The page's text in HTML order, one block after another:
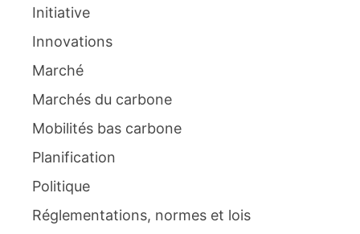
Initiative
Innovations
Marché
Marchés du carbone
Mobilités bas carbone
Planification
Politique
Réglementations, normes et lois